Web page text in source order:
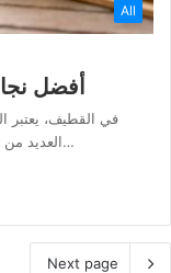
All
أفضل نجار
في القطيف، يعتبر
العديد من الأعمال المتعلقة بالخشب والأثاث. سواء كنت بحاجة…
Next page